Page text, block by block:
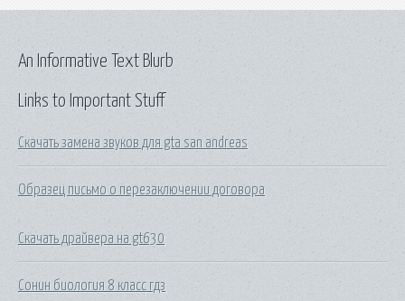
Links to Important Stuff
Скачать замена звуков для gta san andreas
Образец письмо о перезаключении договора
Скачать драйвера на gt630
Сонин биология 8 класс гдз
An Informative Text Blurb